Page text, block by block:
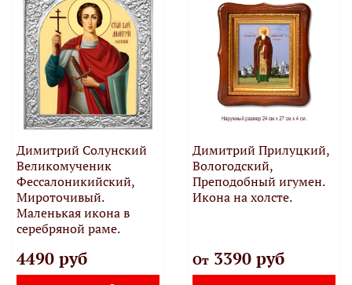
Димитрий Солунский
Великомученик
Фессалоникийский,
Мироточивый.
Маленькая икона в
серебряной раме.
4490 руб
Димитрий Прилуцкий,
Вологодский,
Преподобный игумен.
Икона на холсте.
От3390 руб